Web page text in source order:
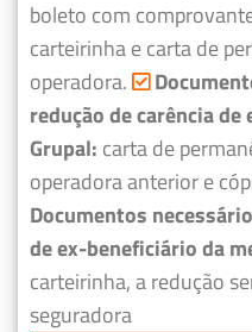
boleto com
carteirinha e carta de
operadora.
redução de carência
Grupal: carta de
operadora anterior e
Documentos
de ex-beneficiário da
carteirinha, a redução
seguradora